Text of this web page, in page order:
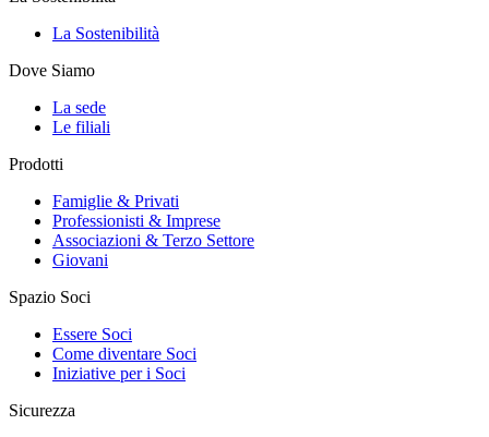
La Sostenibilità
Dove Siamo
La sede
Le filiali
Prodotti
Famiglie & Privati
Professionisti & Imprese
Associazioni & Terzo Settore
Giovani
Spazio Soci
Essere Soci
Come diventare Soci
Iniziative per i Soci
Sicurezza